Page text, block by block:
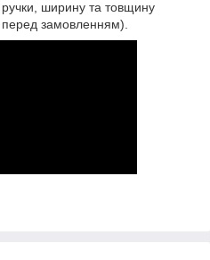
ширину та товщину
перед замовленням).